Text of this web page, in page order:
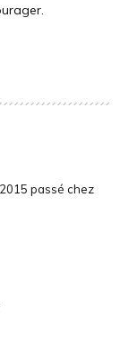
passé chez